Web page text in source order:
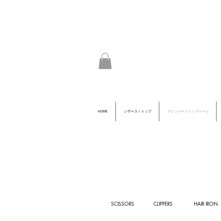
HOME シザース / トップ クリッパー / トップページ
SCISSORS CLIPPERS HAIR IRON